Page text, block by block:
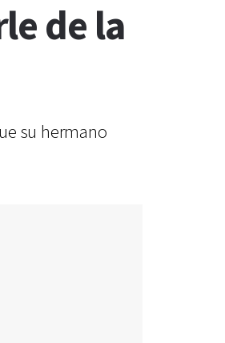
de la
su hermano